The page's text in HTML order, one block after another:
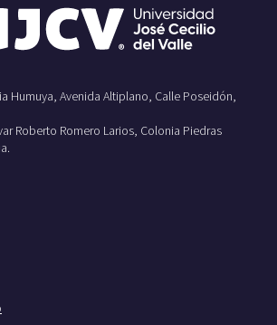
Humuya, Avenida Altiplano, Calle Poseidón,
Roberto Romero Larios, Colonia Piedras